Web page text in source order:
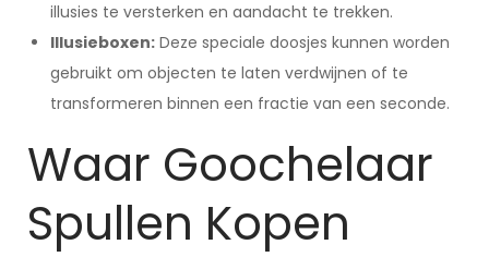
illusies te versterken en aandacht te trekken.
Illusieboxen: Deze speciale doosjes kunnen worden
gebruikt om objecten te laten verdwijnen of te
transformeren binnen een fractie van een seconde.
Waar Goochelaar
Spullen Kopen